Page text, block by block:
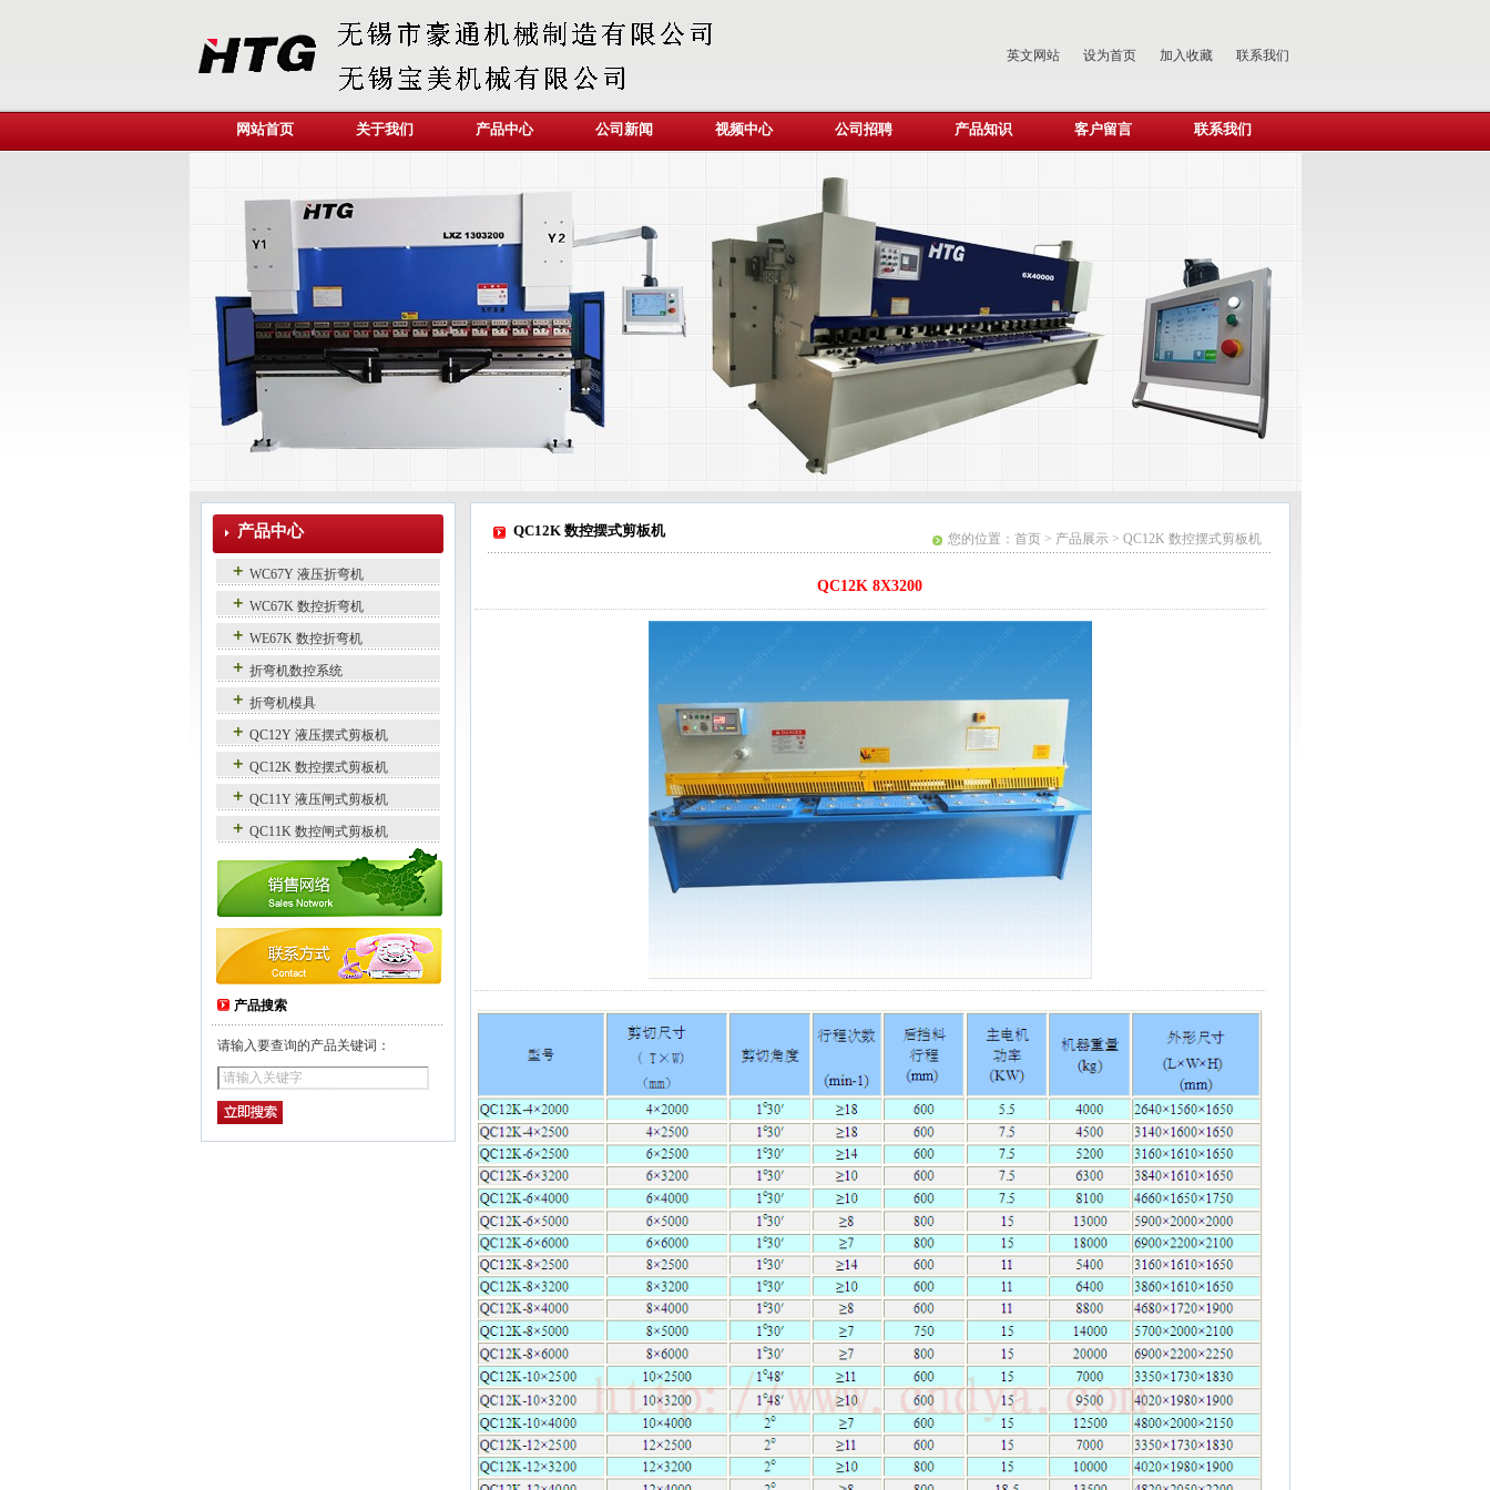
联系我们
加入收藏
设为首页
英文网站
网站首页 关于我们 产品中心 公司新闻 视频中心 公司招聘 产品知识 客户留言 联系我们
产品中心
WC67Y 液压折弯机
WC67K 数控折弯机
WE67K 数控折弯机
折弯机数控系统
折弯机模具
QC12Y 液压摆式剪板机
QC12K 数控摆式剪板机
QC11Y 液压闸式剪板机
QC11K 数控闸式剪板机
产品搜索
请输入要查询的产品关键词：
您的位置：首页 > 产品展示 > QC12K 数控摆式剪板机
QC12K 数控摆式剪板机
QC12K 8X3200